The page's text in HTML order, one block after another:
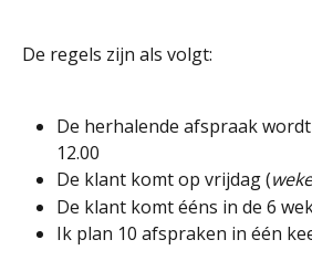
De regels zijn als volgt:
De herhalende afspraak
12.00
De klant komt op vrijdag (
De klant komt ééns in de 6
Ik plan 10 afspraken in één